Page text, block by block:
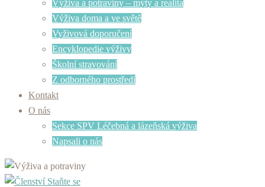
Výživa a potraviny – mýty a realita
Výživa doma a ve světě
Vyživová doporučení
Encyklopedie výživy
Školní stravování
Z odborného prostředí
Kontakt
O nás
Sekce SPV Léčebná a lázeňská výživa
Napsali o nás
Staňte se